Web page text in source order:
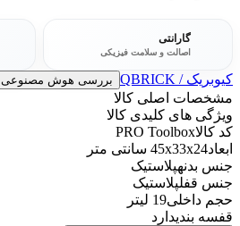
گارانتی
اصالت و سلامت فیزیکی
کیوبریک / QBRICK بررسی هوش مصنوعی
مشخصات اصلی کالا
ویژگی های کلیدی کالا
کد کالاPRO Toolbox
ابعاد45x33x24 سانتی متر
جنس بدنهپلاستیک
جنس قفلپلاستیک
حجم داخلی19 لیتر
قفسه بندیدارد